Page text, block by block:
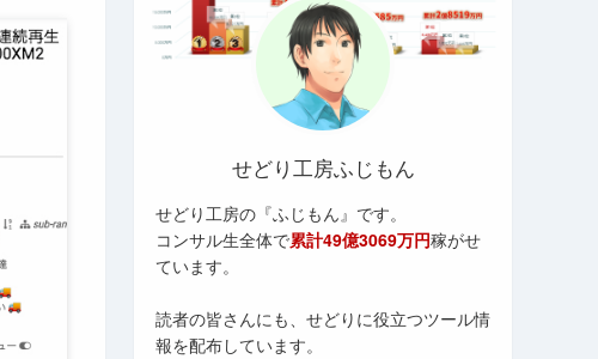
せどり工房ふじもん
せどり工房の『ふじもん』です。
コンサル生全体で累計49億3069万円稼がせ
ています。
読者の皆さんにも、せどりに役立つツール情
報を配布しています。